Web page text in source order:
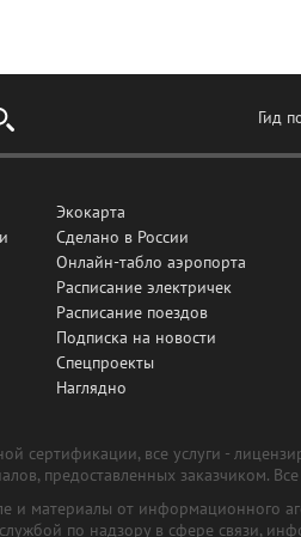
Гид
Экокарта
Сделано в России
Онлайн-табло аэропорта
Расписание электричек
Расписание поездов
Подписка на новости
Спецпроекты
Наглядно
сертификации, все услуги -
предоставленных заказчиком.
и материалы от
по надзору в сфере связи,